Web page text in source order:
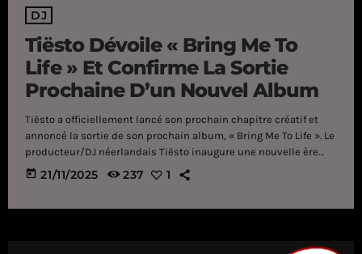
DJ
Tiësto Dévoile « Bring Me To
Life » Et Confirme La Sortie
Prochaine D’un Nouvel Album
Tiësto a officiellement lancé son prochain chapitre créatif et
annoncé la sortie de son prochain album, « Bring Me To Life ». Le
producteur/DJ néerlandais Tiësto inaugure une nouvelle ère
créative avec « Bring Me To Life », premier extrait de son
prochain album. Ce titre, en featuring avec FORS , fait suite à
today 21/11/2025 237 1